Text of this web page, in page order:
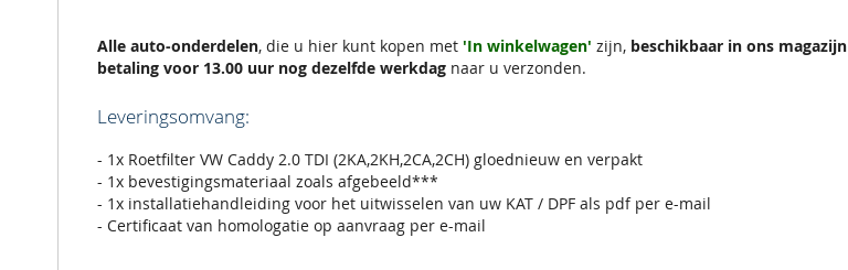
gallerijAlle auto-onderdelen, die u hier kunt kopen met 'In winkelwagen' zijn, beschikbaar in ons magazijn
betaling voor 13.00 uur nog dezelfde werkdag naar u verzonden.
Leveringsomvang:
- 1x Roetfilter VW Caddy 2.0 TDI (2KA,2KH,2CA,2CH) gloednieuw en verpakt
- 1x bevestigingsmateriaal zoals afgebeeld***
- 1x installatiehandleiding voor het uitwisselen van uw KAT / DPF als pdf per e-mail
- Certificaat van homologatie op aanvraag per e-mail